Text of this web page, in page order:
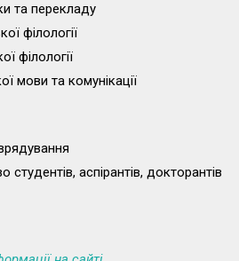
та перекладу
філології
філології
мови та комунікації
студентів, аспірантів, докторантів